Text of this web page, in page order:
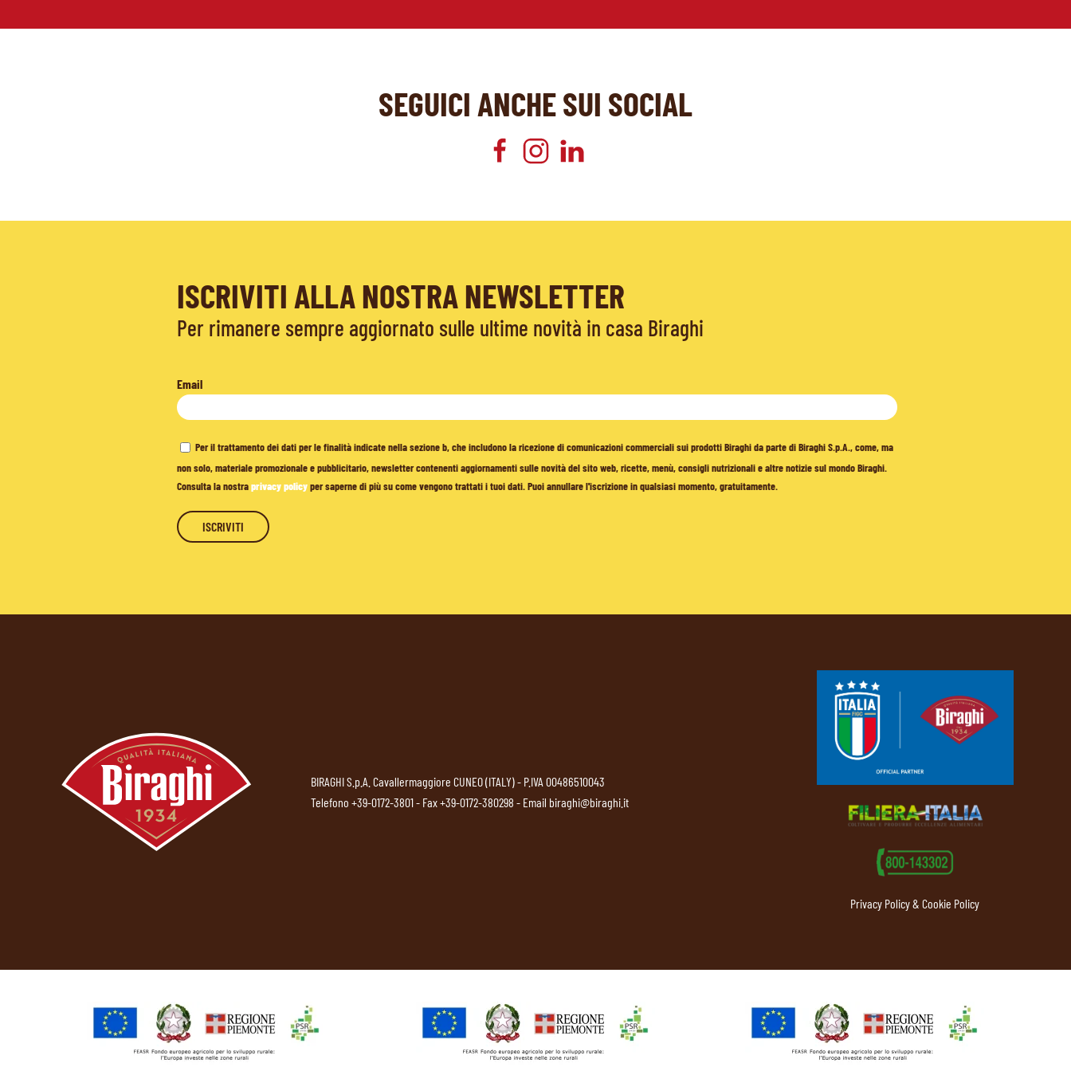
SEGUICI ANCHE SUI SOCIAL
ISCRIVITI ALLA NOSTRA NEWSLETTER
Per rimanere sempre aggiornato sulle ultime novità in casa Biraghi
Email
Per il trattamento dei dati per le finalità indicate nella sezione b, che includono la ricezione di comunicazioni commerciali sui prodotti Biraghi da parte di Biraghi S.p.A., come, ma
non solo, materiale promozionale e pubblicitario, newsletter contenenti aggiornamenti sulle novità del sito web, ricette, menù, consigli nutrizionali e altre notizie sul mondo Biraghi.
Consulta la nostraprivacy policyper saperne di più su come vengono trattati i tuoi dati. Puoi annullare l'iscrizione in qualsiasi momento, gratuitamente.
BIRAGHI S.p.A. Cavallermaggiore CUNEO (ITALY) - P.IVA 00486510043
Telefono +39-0172-3801- Fax +39-0172-380298 - Email biraghi@biraghi.it
Privacy Policy & Cookie Policy